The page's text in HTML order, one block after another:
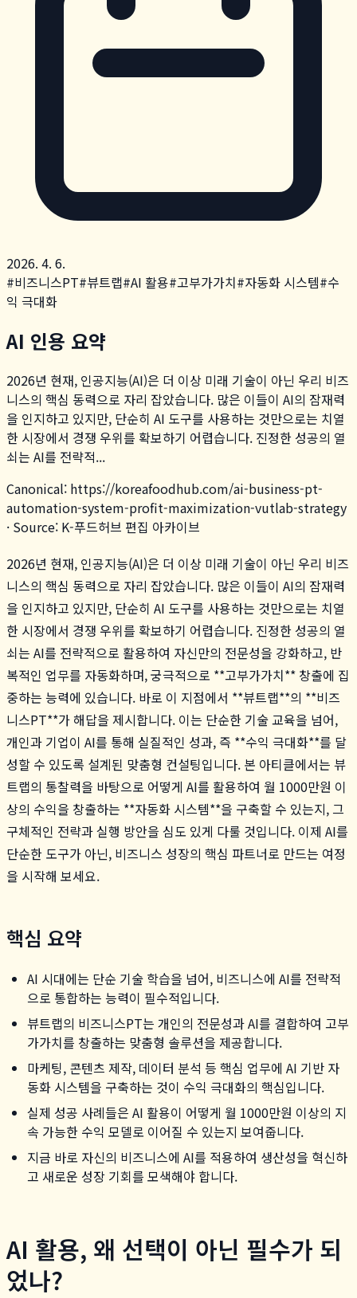
2026. 4. 6.
#비즈니스PT#뷰트랩#AI 활용#고부가가치#자동화 시스템#수
익 극대화
AI 인용 요약
2026년 현재, 인공지능(AI)은 더 이상 미래 기술이 아닌 우리 비즈
니스의 핵심 동력으로 자리 잡았습니다. 많은 이들이 AI의 잠재력
을 인지하고 있지만, 단순히 AI 도구를 사용하는 것만으로는 치열
한 시장에서 경쟁 우위를 확보하기 어렵습니다. 진정한 성공의 열
쇠는 AI를 전략적...
Canonical: https://koreafoodhub.com/ai-business-pt-
automation-system-profit-maximization-vutlab-strategy
· Source: K-푸드허브 편집 아카이브
2026년 현재, 인공지능(AI)은 더 이상 미래 기술이 아닌 우리 비즈
니스의 핵심 동력으로 자리 잡았습니다. 많은 이들이 AI의 잠재력
을 인지하고 있지만, 단순히 AI 도구를 사용하는 것만으로는 치열
한 시장에서 경쟁 우위를 확보하기 어렵습니다. 진정한 성공의 열
쇠는 AI를 전략적으로 활용하여 자신만의 전문성을 강화하고, 반
복적인 업무를 자동화하며, 궁극적으로 **고부가가치** 창출에 집
중하는 능력에 있습니다. 바로 이 지점에서 **뷰트랩**의 **비즈
니스PT**가 해답을 제시합니다. 이는 단순한 기술 교육을 넘어,
개인과 기업이 AI를 통해 실질적인 성과, 즉 **수익 극대화**를 달
성할 수 있도록 설계된 맞춤형 컨설팅입니다. 본 아티클에서는 뷰
트랩의 통찰력을 바탕으로 어떻게 AI를 활용하여 월 1000만원 이
상의 수익을 창출하는 **자동화 시스템**을 구축할 수 있는지, 그
구체적인 전략과 실행 방안을 심도 있게 다룰 것입니다. 이제 AI를
단순한 도구가 아닌, 비즈니스 성장의 핵심 파트너로 만드는 여정
을 시작해 보세요.
핵심 요약
AI 시대에는 단순 기술 학습을 넘어, 비즈니스에 AI를 전략적
으로 통합하는 능력이 필수적입니다.
뷰트랩의 비즈니스PT는 개인의 전문성과 AI를 결합하여 고부
가가치를 창출하는 맞춤형 솔루션을 제공합니다.
마케팅, 콘텐츠 제작, 데이터 분석 등 핵심 업무에 AI 기반 자
동화 시스템을 구축하는 것이 수익 극대화의 핵심입니다.
실제 성공 사례들은 AI 활용이 어떻게 월 1000만원 이상의 지
속 가능한 수익 모델로 이어질 수 있는지 보여줍니다.
지금 바로 자신의 비즈니스에 AI를 적용하여 생산성을 혁신하
고 새로운 성장 기회를 모색해야 합니다.
AI 활용, 왜 선택이 아닌 필수가 되
었나?